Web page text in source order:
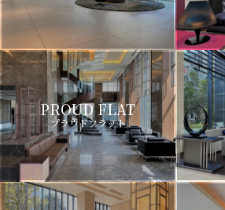
PROUD FLAT
プラウドフラット